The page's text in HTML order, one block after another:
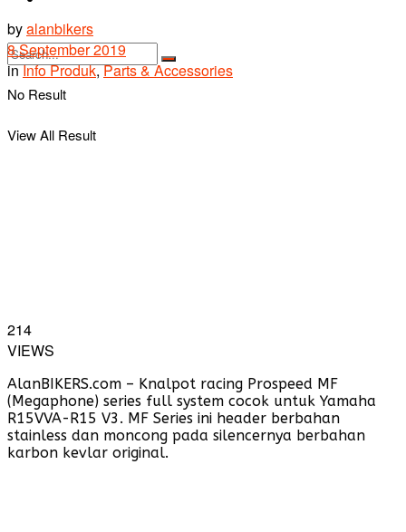
No Result
View All Result
byalanbikers
8 September 2019
inInfo Produk,Parts & Accessories
214
VIEWS
AlanBIKERS.com – Knalpot racing Prospeed MF
(Megaphone) series full system cocok untuk Yamaha
R15VVA-R15 V3. MF Series ini header berbahan
stainless dan moncong pada silencernya berbahan
karbon kevlar original.